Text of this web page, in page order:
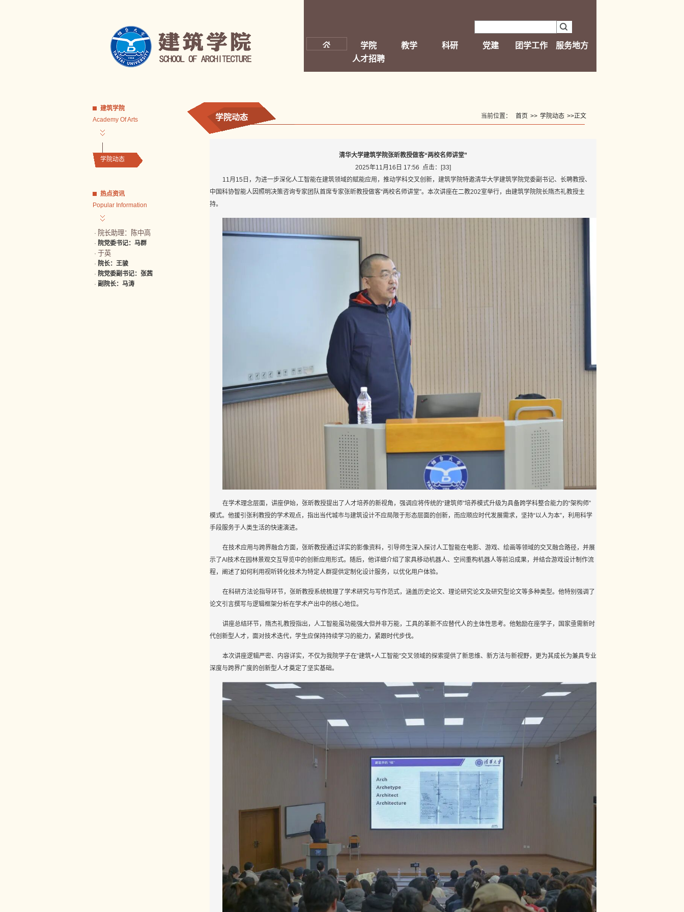
学院 教学 科研 党建 团学工作
服务地方
人才招聘
建筑学院
Academy Of Arts
学院动态
热点资讯
Popular Information
· 院长助理：陈中高
· 院党委书记：马群
· 于英
· 院长：王骏
· 院党委副书记：张茜
· 副院长：马涛
学院动态 当前位置： 首页 >> 学院动态 >>正文
清华大学建筑学院张昕教授做客“两校名师讲堂”
2025年11月16日 17:56 点击：[33]
11月15日，为进一步深化人工智能在建筑领域的赋能应用，推动学科交叉创新，建筑学院特邀清华大学建筑学院党委副书记、长聘教授、
中国科协智能人因照明决策咨询专家团队首席专家张昕教授做客“两校名师讲堂”。本次讲座在二教202室举行，由建筑学院院长隋杰礼教授主
持。
在学术理念层面，讲座伊始，张昕教授提出了人才培养的新视角，强调应将传统的“建筑师”培养模式升级为具备跨学科整合能力的“架构师”
模式。他援引张利教授的学术观点，指出当代城市与建筑设计不应局限于形态层面的创新，而应顺应时代发展需求，坚持“以人为本”，利用科学
手段服务于人类生活的快速演进。
在技术应用与跨界融合方面，张昕教授通过详实的影像资料，引导师生深入探讨人工智能在电影、游戏、绘画等领域的交叉融合路径，并展
示了AI技术在园林景观交互导览中的创新应用形式。随后，他详细介绍了家具移动机器人、空间重构机器人等前沿成果，并结合游戏设计制作流
程，阐述了如何利用视听转化技术为特定人群提供定制化设计服务，以优化用户体验。
在科研方法论指导环节，张昕教授系统梳理了学术研究与写作范式，涵盖历史论文、理论研究论文及研究型论文等多种类型。他特别强调了
论文引言撰写与逻辑框架分析在学术产出中的核心地位。
讲座总结环节，隋杰礼教授指出，人工智能虽功能强大但并非万能，工具的革新不应替代人的主体性思考。他勉励在座学子，国家亟需新时
代创新型人才，面对技术迭代，学生应保持持续学习的能力，紧跟时代步伐。
本次讲座逻辑严密、内容详实，不仅为我院学子在“建筑+人工智能”交叉领域的探索提供了新思维、新方法与新视野，更为其成长为兼具专业
深度与跨界广度的创新型人才奠定了坚实基础。